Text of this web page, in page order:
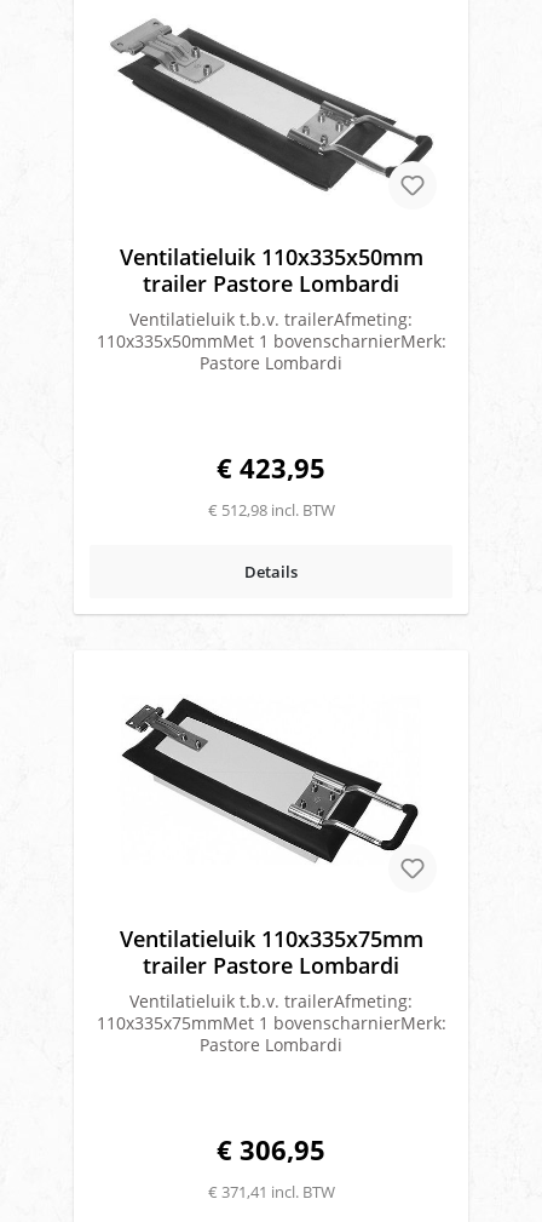
Ventilatieluik 110x335x50mm
trailer Pastore Lombardi
Ventilatieluik t.b.v. trailerAfmeting:
110x335x50mmMet 1 bovenscharnierMerk:
Pastore Lombardi
€ 423,95
€ 512,98 incl. BTW
Details
Ventilatieluik 110x335x75mm
trailer Pastore Lombardi
Ventilatieluik t.b.v. trailerAfmeting:
110x335x75mmMet 1 bovenscharnierMerk:
Pastore Lombardi
€ 306,95
€ 371,41 incl. BTW